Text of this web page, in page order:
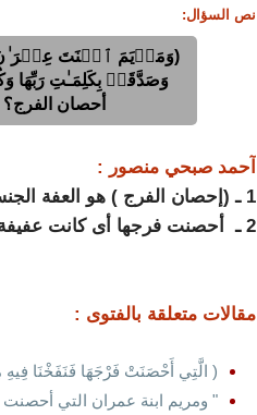
نص السؤال:
(وَمَرۡیَمَ ٱبۡنَتَ عِمۡرَ ٰ⁠نَ
أحصان الفرج؟ السؤال 2: وكيف
آحمد صبحي منصور :
1 ـ (إحصان الفرج ) هو العفة الجنسية للرجل والمرأة .
2 ـ أحصنت فرجها أى كانت عفيفة طاهرة . لا دخل لهذا بأن تكون متزوجة أو غير متزوجة .
مقالات متعلقة بالفتوى :
( الَّتِي أَحْصَنَتْ فَرْجَهَا فَنَفَخْنَا فِيهِ
" ومريم ابنة عمران التي أحصنت